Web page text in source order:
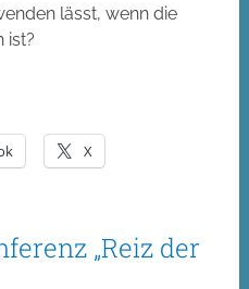
lässt, wenn die
ist?
X
„Reiz der